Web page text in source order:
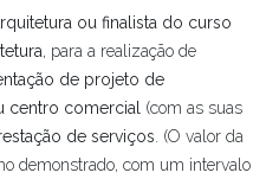
ou finalista do curso
, para a realização de
de projeto de
centro comercial
(com as suas
de serviços . (O valor da
demonstrado, com um intervalo